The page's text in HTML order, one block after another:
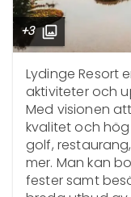
+3
Lydinge Resort
aktiviteter och
Med visionen
kvalitet och
golf,
mer. Man kan
fester samt